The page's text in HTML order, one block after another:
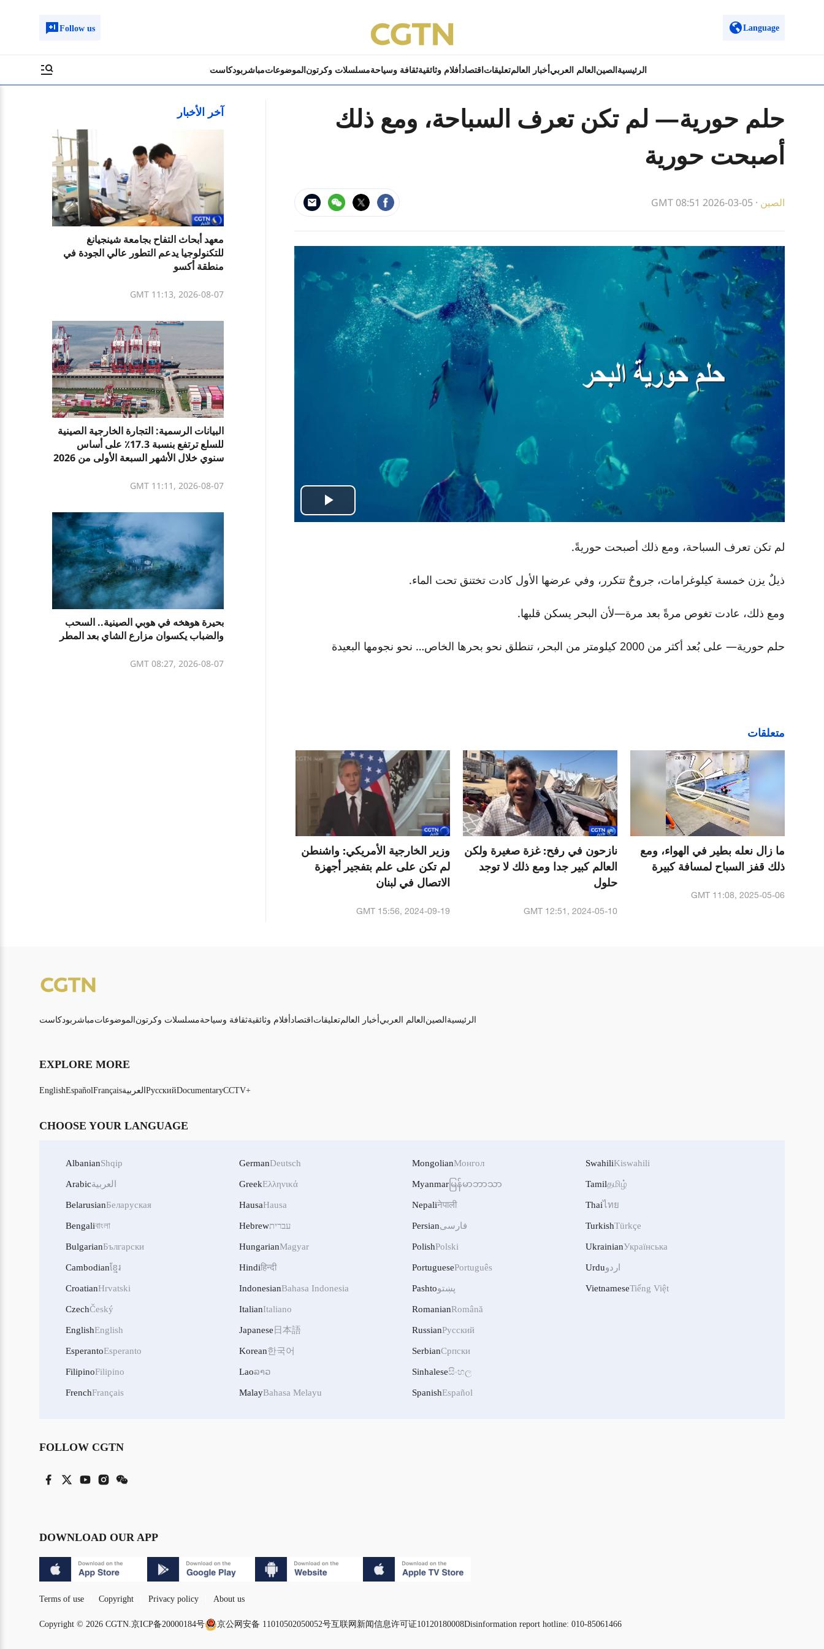
Language
Follow us
الرئيسية الصين العالم العربي أخبار العالمتعليقات اقتصاد أفلام وثائقيةثقافة وسياحةمسلسلات وكرتون الموضوعاتمباشربودكاست
حلم حورية— لم تكن تعرف السباحة، ومع ذلك
أصبحت حورية
الصين ·
GMT 08:51 2026-03-05
Play
لم تكن تعرف السباحة، ومع ذلك أصبحت حوريةً.
ذيلٌ يزن خمسة كيلوغرامات، جروحٌ تتكرر، وفي عرضها الأول كادت تختنق تحت الماء.
ومع ذلك، عادت تغوص مرةً بعد مرة—لأن البحر يسكن قلبها.
حلم حورية— على بُعد أكثر من 2000 كيلومتر من البحر، تنطلق نحو بحرها الخاص… نحو نجومها البعيدة
متعلقات
ما زال نعله بطير في الهواء، ومع
ذلك قفز السباح لمسافة كبيرة
GMT 11:08, 2025-05-06
نازحون في رفح: غزة صغيرة ولكن
العالم كبير جدا ومع ذلك لا توجد
حلول
GMT 12:51, 2024-05-10
وزير الخارجية الأمريكي: واشنطن
لم تكن على علم بتفجير أجهزة
الاتصال في لبنان
GMT 15:56, 2024-09-19
آخر الأخبار
معهد أبحاث التفاح بجامعة شينجيانغ
للتكنولوجيا يدعم التطور عالي الجودة في
منطقة أكسو
GMT 11:13, 2026-08-07
البيانات الرسمية: التجارة الخارجية الصينية
للسلع ترتفع بنسبة 17.3٪ على أساس
سنوي خلال الأشهر السبعة الأولى من 2026
GMT 11:11, 2026-08-07
بحيرة هوهخه في هوبي الصينية.. السحب
والضباب يكسوان مزارع الشاي بعد المطر
GMT 08:27, 2026-08-07
بودكاست مباشرالموضوعات مسلسلات وكرتونثقافة وسياحةأفلام وثائقية اقتصاد تعليقاتأخبار العالم العالم العربي الصين الرئيسية
EXPLORE MORE
EnglishEspañolFrançaisالعربية РусскийDocumentaryCCTV+
CHOOSE YOUR LANGUAGE
AlbanianShqip
Arabicالعربية
BelarusianБеларуская
Bengaliবাংলা
BulgarianБългарски
Cambodianខ្មែរ
CroatianHrvatski
CzechČeský
EnglishEnglish
EsperantoEsperanto
FilipinoFilipino
FrenchFrançais
GermanDeutsch
GreekΕλληνικά
HausaHausa
Hebrewעברית
HungarianMagyar
Hindiहिन्दी
IndonesianBahasa Indonesia
ItalianItaliano
Japanese 日本語
Korean한국어
Laoລາວ
MalayBahasa Melayu
MongolianМонгол
Myanmar မြန်မာဘာသာ
Nepaliनेपाली
Persianفارسی
PolishPolski
PortuguesePortuguês
Pashtoپښتو
RomanianRomână
RussianРусский
SerbianСрпски
Sinhaleseසිංහල
SpanishEspañol
SwahiliKiswahili
Tamilதமிழ்
Thaiไทย
TurkishTürkçe
UkrainianУкраїнська
Urduاردو
VietnameseTiếng Việt
FOLLOW CGTN
DOWNLOAD OUR APP
Terms of use Copyright Privacy policy About us
Copyright © 2026 CGTN.京ICP备20000184号 京公网安备 11010502050052号互联网新闻信息许可证10120180008Disinformation report hotline: 010-85061466